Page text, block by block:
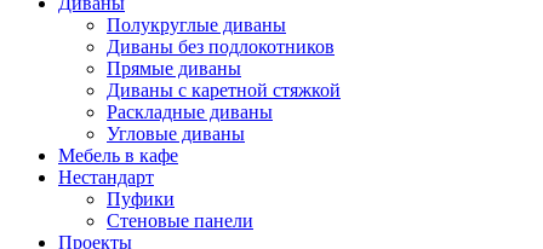
Полукруглые диваны
Диваны без подлокотников
Прямые диваны
Диваны с каретной стяжкой
Раскладные диваны
Угловые диваны
Мебель в кафе
Нестандарт
Пуфики
Стеновые панели
Проекты